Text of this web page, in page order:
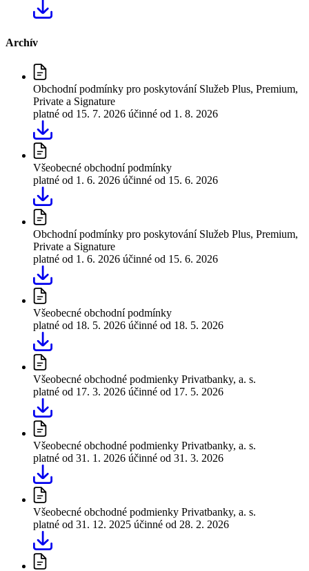
Archív
Obchodní podmínky pro poskytování Služeb Plus, Premium,
Private a Signature
platné od 15. 7. 2026 účinné od 1. 8. 2026
Všeobecné obchodní podmínky
platné od 1. 6. 2026 účinné od 15. 6. 2026
Obchodní podmínky pro poskytování Služeb Plus, Premium,
Private a Signature
platné od 1. 6. 2026 účinné od 15. 6. 2026
Všeobecné obchodní podmínky
platné od 18. 5. 2026 účinné od 18. 5. 2026
Všeobecné obchodné podmienky Privatbanky, a. s.
platné od 17. 3. 2026 účinné od 17. 5. 2026
Všeobecné obchodné podmienky Privatbanky, a. s.
platné od 31. 1. 2026 účinné od 31. 3. 2026
Všeobecné obchodné podmienky Privatbanky, a. s.
platné od 31. 12. 2025 účinné od 28. 2. 2026